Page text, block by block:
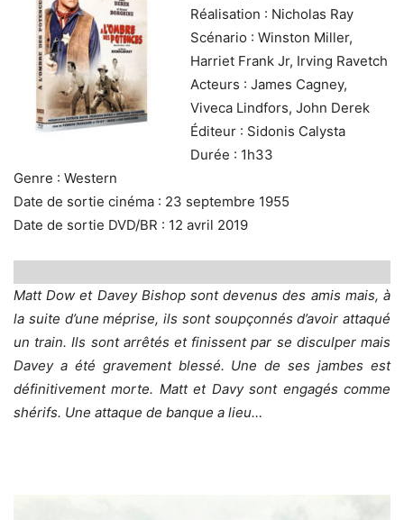
Réalisation : Nicholas Ray
Scénario : Winston Miller,
Harriet Frank Jr, Irving Ravetch
Acteurs : James Cagney,
Viveca Lindfors, John Derek
Éditeur : Sidonis Calysta
Durée : 1h33
Genre : Western
Date de sortie cinéma : 23 septembre 1955
Date de sortie DVD/BR : 12 avril 2019
Matt Dow et Davey Bishop sont devenus des amis mais, à
la suite d’une méprise, ils sont soupçonnés d’avoir attaqué
un train. Ils sont arrêtés et finissent par se disculper mais
Davey a été gravement blessé. Une de ses jambes est
définitivement morte. Matt et Davy sont engagés comme
shérifs. Une attaque de banque a lieu…